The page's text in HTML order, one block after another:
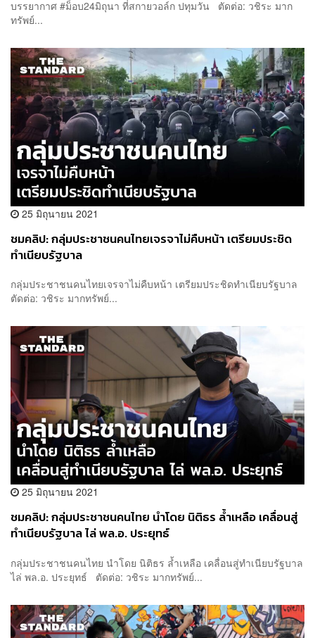
บรรยากาศ #ม็อบ24มิถุนา ที่สกายวอล์ก ปทุมวัน ตัดต่อ: วชิระ มาก
ทรัพย์...
25 มิถุนายน 2021
ชมคลิป: กลุ่มประชาชนคนไทยเจรจาไม่คืบหน้า เตรียมประชิด
ทำเนียบรัฐบาล
กลุ่มประชาชนคนไทยเจรจาไม่คืบหน้า เตรียมประชิดทำเนียบรัฐบาล
ตัดต่อ: วชิระ มากทรัพย์...
25 มิถุนายน 2021
ชมคลิป: กลุ่มประชาชนคนไทย นำโดย นิติธร ล้ำเหลือ เคลื่อนสู่
ทำเนียบรัฐบาล ไล่ พล.อ. ประยุทธ์
กลุ่มประชาชนคนไทย นำโดย นิติธร ล้ำเหลือ เคลื่อนสู่ทำเนียบรัฐบาล
ไล่ พล.อ. ประยุทธ์ ตัดต่อ: วชิระ มากทรัพย์...